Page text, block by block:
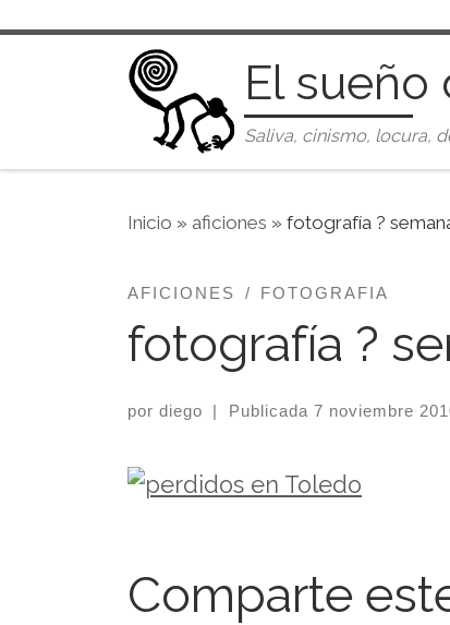
Saltar al contenido
El
Saliva, cinismo, locura,
Inicio » aficiones » fotografía ?
AFICIONES FOTOGRAFIA
fotografía ?
por diego | Publicada 7 noviembre
Comparte